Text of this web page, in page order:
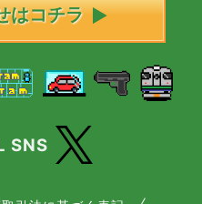
はコチラ
SNS